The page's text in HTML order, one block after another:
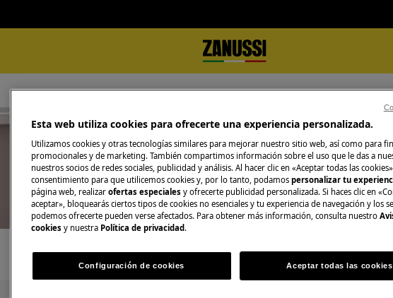
Apoyo para Aire acondicionado
Esta web utiliza cookies para ofrecerte una experiencia personalizada.
Utilizamos cookies y otras tecnologías similares para mejorar nuestro sitio web, así como para
promocionales y de marketing. También compartimos información sobre el uso que le das a
nuestros socios de redes sociales, publicidad y análisis. Al hacer clic en «Aceptar todas las
consentimiento para que utilicemos cookies y, por lo tanto, podamos personalizar tu
página web, realizar ofertas especiales y ofrecerte publicidad personalizada. Si haces clic en
aceptar», bloquearás ciertos tipos de cookies no esenciales y tu experiencia de navegación y los
podemos ofrecerte pueden verse afectados. Para obtener más información, consulta nuestro
cookies y nuestra Política de privacidad.
Configuración de cookies Aceptar todas las cookies